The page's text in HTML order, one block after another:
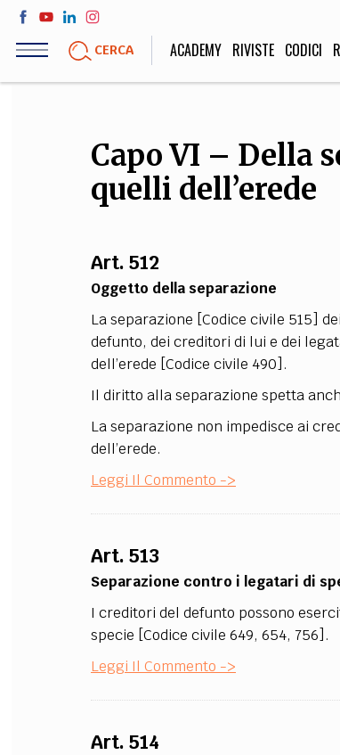
Salta
contenuto
CERCA ACADEMY RIVISTE CODICI
LIFE STYLE
Sport, Cucina, Viaggi,
Moda
Capo VI – Della
quelli dell’erede
Art. 512
Oggetto della separazione
La separazione [Codice civile 515]
defunto, dei creditori di lui e dei
dell’erede [Codice civile 490].
Il diritto alla separazione spetta
La separazione non impedisce ai
dell’erede.
Leggi Il Commento ->
Art. 513
Separazione contro i legatari di
I creditori del defunto possono
specie [Codice civile 649, 654, 756].
Leggi Il Commento ->
Art. 514